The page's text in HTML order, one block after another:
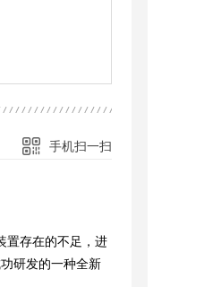
手机扫一扫
不足，进
研发的一种全新